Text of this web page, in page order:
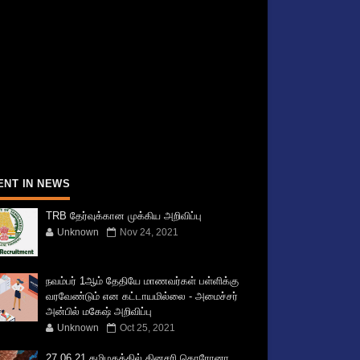
IN NEWS
TRB தேர்வுக்கான முக்கிய அறிவிப்பு
Unknown Nov 24, 2021
நவம்பர் 1ஆம் தேதியே மாணவர்கள் பள்ளிக்கு
வரவேண்டும் என கட்டாயமில்லை - அமைச்சர்
அன்பில் மகேஷ் அறிவிப்பு
Unknown Oct 25, 2021